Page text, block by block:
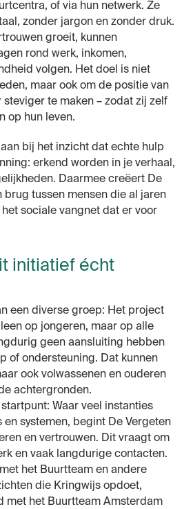
of via hun netwerk. Ze
zonder jargon en zonder druk.
groeit, kunnen
rond werk, inkomen,
volgen. Het doel is niet
maar ook om de positie van
te maken – zodat zij zelf
op hun leven.
bij het inzicht dat echte hulp
erkend worden in je verhaal,
Daarmee creëert De
brug tussen mensen die al jaren
sociale vangnet dat er voor
initiatief écht
een diverse groep: Het project
op jongeren, maar op alle
geen aansluiting hebben
of ondersteuning. Dat kunnen
ook volwassenen en ouderen
achtergronden.
Waar veel instanties
en systemen, begint De Vergeten
en vertrouwen. Dit vraagt om
en vaak langdurige contacten.
het Buurtteam en andere
die Kringwijs opdoet,
met het Buurtteam Amsterdam